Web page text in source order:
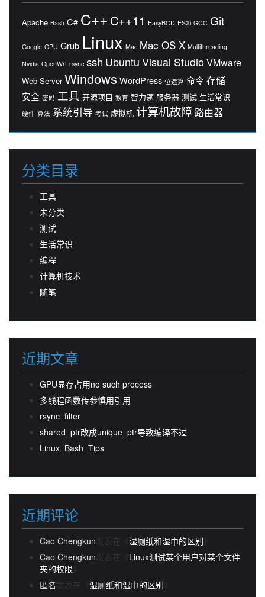
Apache Bash C# C++ C++11 EasyBCD ESXi GCC Git
Google GPU Grub Linux Mac Mac OS X Multithreading
Nvidia OpenWrt rsync ssh UbuntuVisual StudioVMware
Web Server Windows WordPress 位运算 命令 存储
安全 密码 工具 开源项目 教育 智力题 服务器 测试 生活常识
硬件 算法 系统引导 考试 虚拟机 计算机故障 路由器
分类目录
工具
未分类
测试
生活常识
编程
计算机技术
随笔
近期文章
GPU显存占用no such process
多线程函数传参慎用引用
rsync_filter
shared_ptr改成unique_ptr导致编译不过
Linux_Bash_Tips
近期评论
Cao Chengkun发表在《 湿厕纸和湿巾的区别
Cao Chengkun发表在《 Linux测试某个用户对某个文件
夹的权限
匿名 发表在《 湿厕纸和湿巾的区别